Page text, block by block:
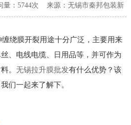
量：5744次 来源：无锡市秦邦包装新
绕膜开裂用途十分广泛，主要用来
、电线电缆、日用品等，并可作为
。 无锡拉升膜批发有什么优势？该
们一起来了解下。